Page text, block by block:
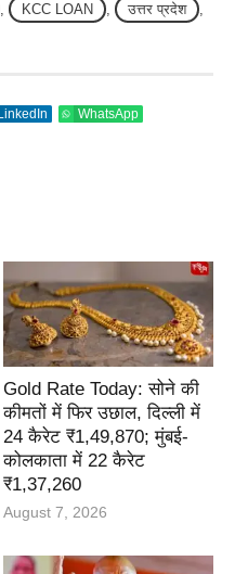
, KCC LOAN , उत्तर प्रदेश ,
LinkedIn WhatsApp
Gold Rate Today: सोने की
कीमतों में फिर उछाल, दिल्ली में
24 कैरेट ₹1,49,870; मुंबई-
कोलकाता में 22 कैरेट
₹1,37,260
August 7, 2026